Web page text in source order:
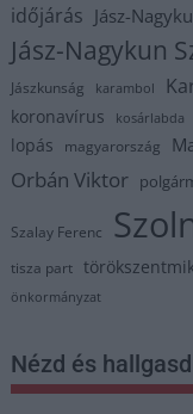
időjárás Jász-
Jász-Nagykun
Jászkunság karambol
koronavírus kosárlabda
lopás magyarország
Orbán Viktor
Szalay Ferenc
tisza part
önkormányzat
Nézd és